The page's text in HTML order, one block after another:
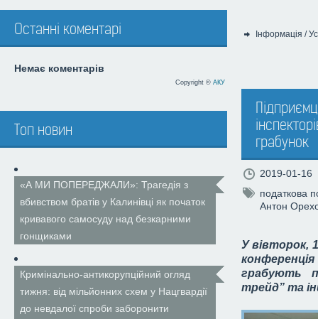
Останні коментарі
Немає коментарів
Copyright © АКУ
Топ новин
«А МИ ПОПЕРЕДЖАЛИ»: Трагедія з
вбивством братів у Калинівці як початок
кривавого самосуду над безкарними
гонщиками
Кримінально-антикорупційний огляд
тижня: від мільйонних схем у Нацгвардії
до невдалої спроби заборонити
Категорія:
Інформація /
грабунок
2019-01-16
податкова
Антон
У вівторок,
грабують
трейд” та